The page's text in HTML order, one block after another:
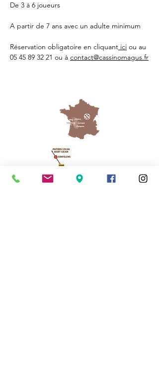
De 3 à 6 joueurs
A partir de 7 ans avec un adulte minimum
Réservation obligatoire en cliquant ici ou au
05 45 89 32 21 ou à contact@cassinomagus.fr